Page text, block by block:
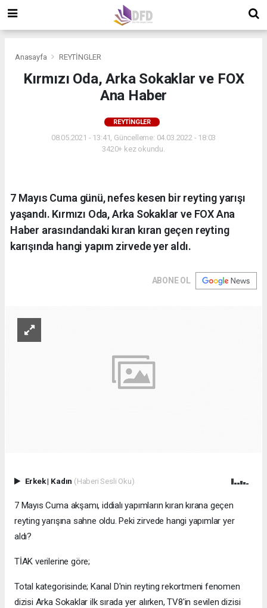
Anasayfa REYTİNGLER
Kırmızı Oda, Arka Sokaklar ve FOX
Ana Haber
REYTİNGLER
08.05.2021 - 13:41, Güncelleme: 04.03.2022 - 18:03
3420+ kez okundu.
7 Mayıs Cuma günü, nefes kesen bir reyting yarışı
yaşandı. Kırmızı Oda, Arka Sokaklar ve FOX Ana
Haber arasındandaki kıran kıran geçen reyting
karışında hangi yapım zirvede yer aldı.
ABONE OL
Erkek| Kadın (Haberi Sesli Oku)
7 Mayıs Cuma akşamı, iddialı yapımların kıran kırana geçen
reyting yarışına sahne oldu. Peki zirvede hangi yapımlar yer
aldı?
TİAK verilerine göre;
Total kategorisinde; Kanal D'nin reyting rekortmeni fenomen
dizisi Arka Sokaklar ilk sırada yer alırken, TV8'in sevilen dizisi